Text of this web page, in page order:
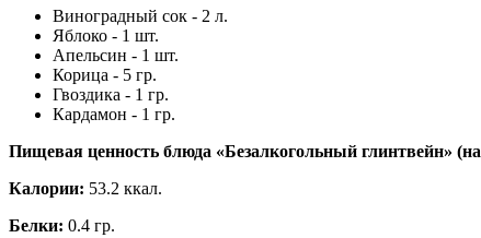
Виноградный сок - 2 л.
Яблоко - 1 шт.
Апельсин - 1 шт.
Корица - 5 гр.
Гвоздика - 1 гр.
Кардамон - 1 гр.
Пищевая ценность блюда «Безалкогольный глинтвейн» (на
Калории: 53.2 ккал.
Белки: 0.4 гр.